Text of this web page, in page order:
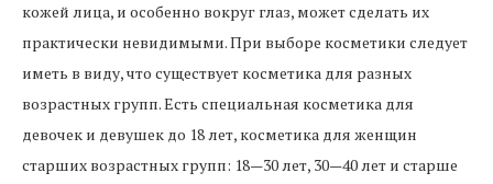
кожей лица, и особенно вокруг глаз, может сделать их
практически невидимыми. При выборе косметики следует
иметь в виду, что существует косметика для разных
возрастных групп. Есть специальная косметика для
девочек и девушек до 18 лет, косметика для женщин
старших возрастных групп: 18—30 лет, 30—40 лет и старше